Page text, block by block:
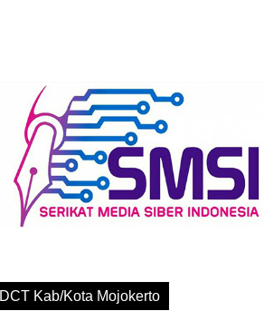
DCT Kab/Kota Mojokerto